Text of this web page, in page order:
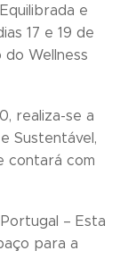
e
17 e 19 de
do Wellness
realiza-se a
Sustentável,
contará com
– Esta
para a